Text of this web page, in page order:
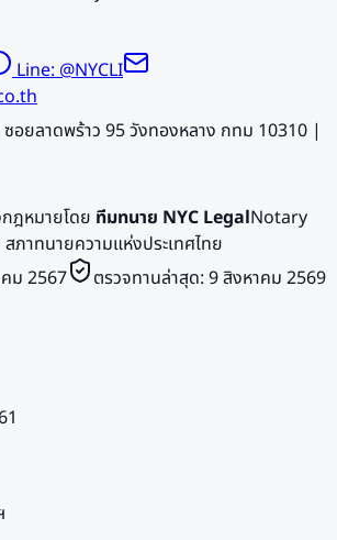
Line: @NYCLI
อยลาดพร้าว 95 วังทองหลาง กทม 10310 |
ฎหมายโดย ทีมทนาย NYC LegalNotary
ภาทนายความแห่งประเทศไทย
ม 2567 ตรวจทานล่าสุด: 9 สิงหาคม 2569